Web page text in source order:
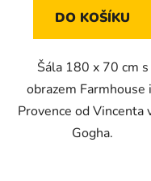
DO KOŠÍKU
Šála 180 x 70 cm s
obrazem Farmhouse
Provence od Vincenta
Gogha.